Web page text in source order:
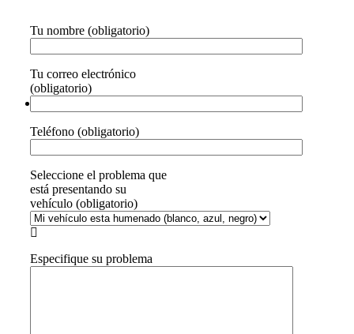
Tu nombre (obligatorio)
Tu correo electrónico
(obligatorio)
Teléfono (obligatorio)
Seleccione el problema que
está presentando su
vehículo (obligatorio)

Especifique su problema